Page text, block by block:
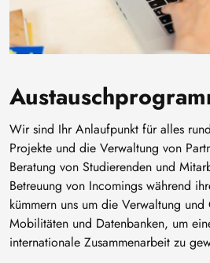
Wir sind Ihr Anlaufpunkt für alles
Projekte und die Verwaltung von
Beratung von Studierenden und
Betreuung von Incomings während
kümmern uns um die Verwaltung
Mobilitäten und Datenbanken, um
internationale Zusammenarbeit zu